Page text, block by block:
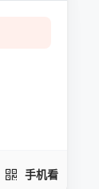
手机看